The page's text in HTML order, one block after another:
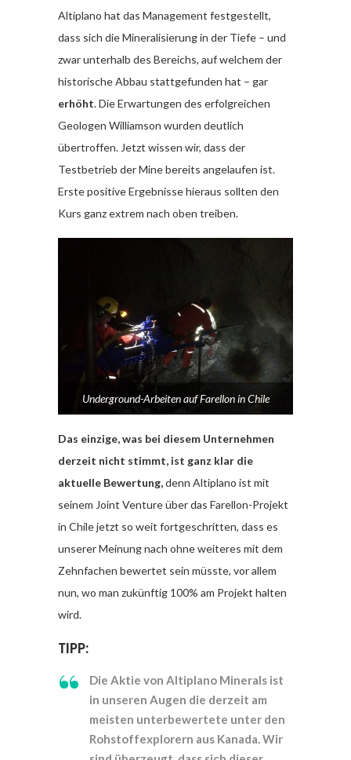
Altiplano hat das Management festgestellt,
dass sich die Mineralisierung in der Tiefe – und
zwar unterhalb des Bereichs, auf welchem der
historische Abbau stattgefunden hat – gar
erhöht. Die Erwartungen des erfolgreichen
Geologen Williamson wurden deutlich
übertroffen. Jetzt wissen wir, dass der
Testbetrieb der Mine bereits angelaufen ist.
Erste positive Ergebnisse hieraus sollten den
Kurs ganz extrem nach oben treiben.
Underground-Arbeiten auf Farellon in Chile
Das einzige, was bei diesem Unternehmen
derzeit nicht stimmt, ist ganz klar die
aktuelle Bewertung,denn Altiplano ist mit
seinem Joint Venture über das Farellon-Projekt
in Chile jetzt so weit fortgeschritten, dass es
unserer Meinung nach ohne weiteres mit dem
Zehnfachen bewertet sein müsste, vor allem
nun, wo man zukünftig 100% am Projekt halten
wird.
TIPP:
Die Aktie von Altiplano Minerals ist
in unseren Augen die derzeit am
meisten unterbewertete unter den
Rohstoffexplorern aus Kanada. Wir